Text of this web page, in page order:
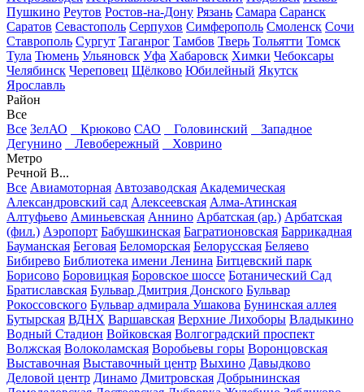
Пушкино Реутов Ростов-на-Дону Рязань Самара Саранск
Саратов Севастополь Серпухов Симферополь Смоленск Сочи
Ставрополь Сургут Таганрог Тамбов Тверь Тольятти Томск
Тула Тюмень Ульяновск Уфа Хабаровск Химки Чебоксары
Челябинск Череповец Щёлково Юбилейный Якутск
Ярославль
Район
Все
Все ЗелАО Крюково САО Головинский
Западное
Дегунино
Левобережный
Ховрино
Метро
Речной В...
Все Авиамоторная Автозаводская Академическая
Александровский сад Алексеевская Алма-Атинская
Алтуфьево Аминьевская Аннино Арбатская (ар.) Арбатская
(фил.) Аэропорт Бабушкинская Багратионовская Баррикадная
Бауманская Беговая Беломорская Белорусская Беляево
Бибирево Библиотека имени Ленина Битцевский парк
Борисово Боровицкая Боровское шоссе Ботанический Сад
Братиславская Бульвар Дмитрия Донского Бульвар
Рокоссовского Бульвар адмирала Ушакова Бунинская аллея
Бутырская ВДНХ Варшавская Верхние Лихоборы Владыкино
Водный Стадион Войковская Волгоградский проспект
Волжская Волоколамская Воробьевы горы Воронцовская
Выставочная Выставочный центр Выхино Давыдково
Деловой центр Динамо Дмитровская Добрынинская